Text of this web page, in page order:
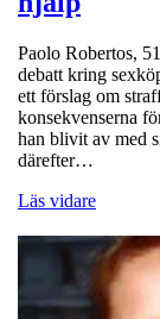
Paolo Robertos,
debatt kring
ett förslag om
konsekvenserna
han blivit av med
därefter…
Läs vidare